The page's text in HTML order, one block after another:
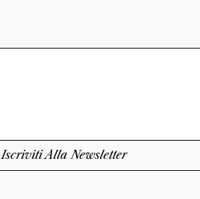
Iscriviti Alla Newsletter